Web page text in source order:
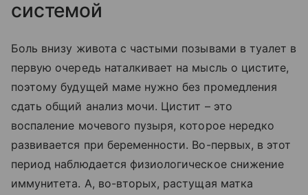
системой
Боль внизу живота с частыми позывами в туалет в
первую очередь наталкивает на мысль о цистите,
поэтому будущей маме нужно без промедления
сдать общий анализ мочи. Цистит – это
воспаление мочевого пузыря, которое нередко
развивается при беременности. Во-первых, в этот
период наблюдается физиологическое снижение
иммунитета. А, во-вторых, растущая матка